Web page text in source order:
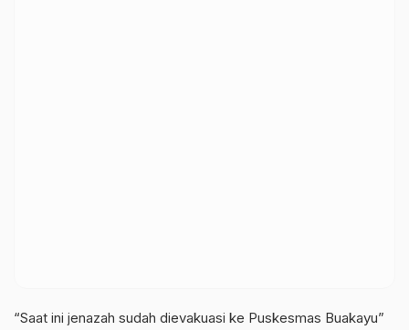
“Saat ini jenazah sudah dievakuasi ke Puskesmas Buakayu”